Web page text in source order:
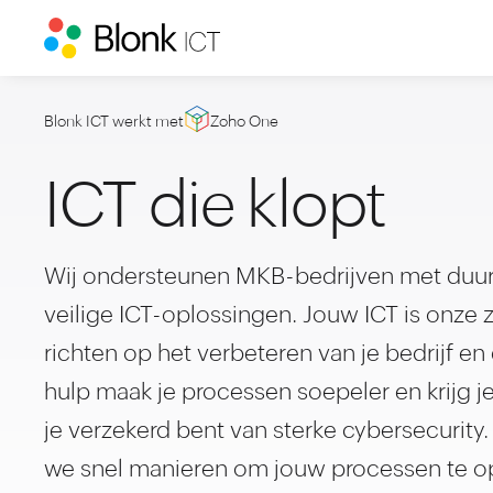
Blonk ICT werkt met Zoho One
ICT die klopt
Wij ondersteunen MKB-bedrijven met
veilige ICT-oplossingen. Jouw ICT is onze
richten op het verbeteren van je bedrijf
hulp maak je processen soepeler en krijg
je verzekerd bent van sterke
we snel manieren om jouw processen te